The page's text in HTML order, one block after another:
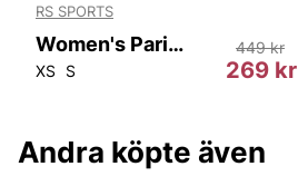
RS SPORTS
Women's Paris Relaxed Tank Top
XS S 269 kr
449 kr
Andra köpte även